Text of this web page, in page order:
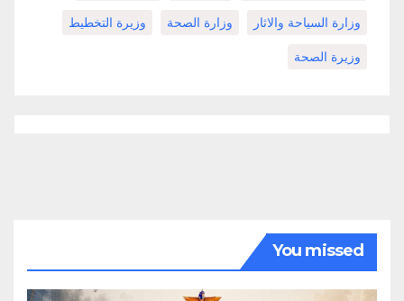
وزارة السياحة والاثار وزارة الصحة وزيرة التخطيط
وزيرة الصحة
You missed